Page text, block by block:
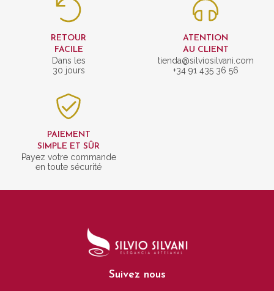
RETOUR
FACILE
Dans les
30 jours
ATENTION
AU CLIENT
tienda@silviosilvani.com
+34 91 435 36 56
PAIEMENT
SIMPLE ET SÛR
Payez votre commande
en toute sécurité
Suivez nous